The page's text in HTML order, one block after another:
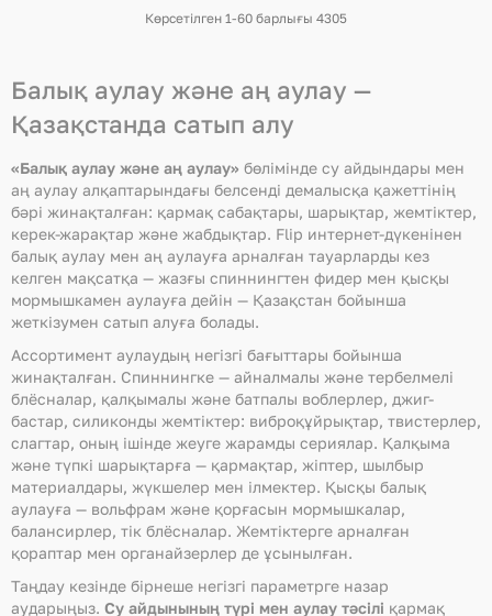
Көрсетілген 1-60 барлығы 4305
Балық аулау және аң аулау —
Қазақстанда сатып алу
«Балық аулау және аң аулау» бөлімінде су айдындары мен
аң аулау алқаптарындағы белсенді демалысқа қажеттінің
бәрі жинақталған: қармақ сабақтары, шарықтар, жемтіктер,
керек-жарақтар және жабдықтар. Flip интернет-дүкенінен
балық аулау мен аң аулауға арналған тауарларды кез
келген мақсатқа — жазғы спиннингтен фидер мен қысқы
мормышкамен аулауға дейін — Қазақстан бойынша
жеткізумен сатып алуға болады.
Ассортимент аулаудың негізгі бағыттары бойынша
жинақталған. Спиннингке — айналмалы және тербелмелі
блёсналар, қалқымалы және батпалы воблерлер, джиг-
бастар, силиконды жемтіктер: виброқұйрықтар, твистерлер,
слагтар, оның ішінде жеуге жарамды сериялар. Қалқыма
және түпкі шарықтарға — қармақтар, жіптер, шылбыр
материалдары, жүкшелер мен ілмектер. Қысқы балық
аулауға — вольфрам және қорғасын мормышкалар,
балансирлер, тік блёсналар. Жемтіктерге арналған
қораптар мен органайзерлер де ұсынылған.
Таңдау кезінде бірнеше негізгі параметрге назар
аударыңыз. Су айдынының түрі мен аулау тәсілі қармақ